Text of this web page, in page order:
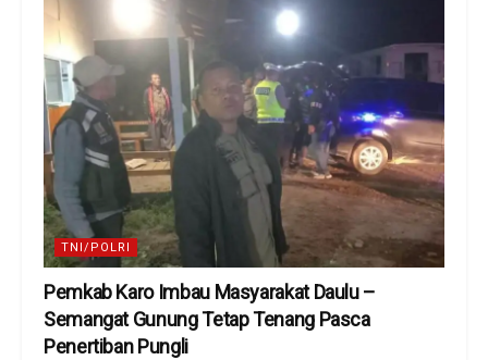
TNI/POLRI
Pemkab Karo Imbau Masyarakat Daulu –
Semangat Gunung Tetap Tenang Pasca
Penertiban Pungli